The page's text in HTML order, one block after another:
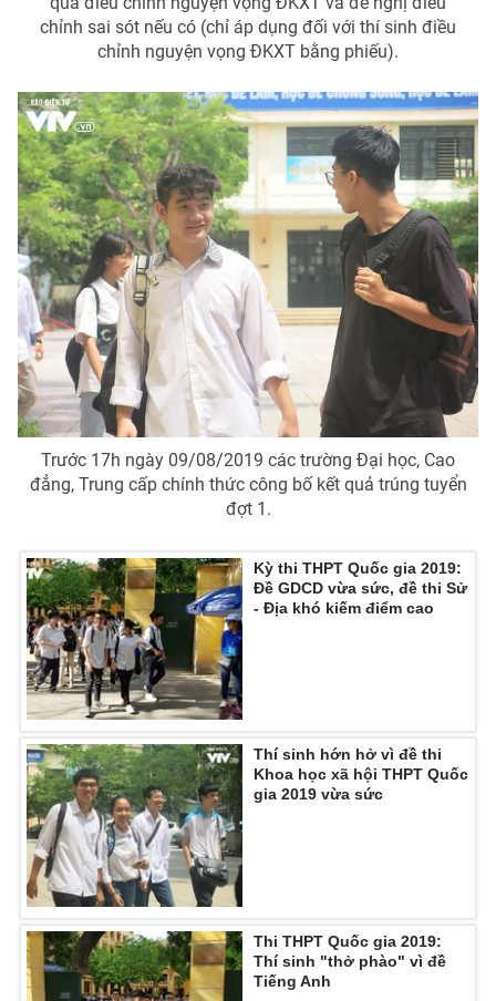
chỉnh sai sót nếu có (chỉ áp dụng đối với thí sinh điều
chỉnh nguyện vọng ĐKXT bằng phiếu).
Trước 17h ngày 09/08/2019 các trường Đại học, Cao
đẳng, Trung cấp chính thức công bố kết quả trúng tuyển
đợt 1.
Kỳ thi THPT Quốc gia 2019:
Đề GDCD vừa sức, đề thi Sử
- Địa khó kiếm điểm cao
Thí sinh hớn hở vì đề thi
Khoa học xã hội THPT Quốc
gia 2019 vừa sức
Thi THPT Quốc gia 2019:
Thí sinh "thở phào" vì đề
Tiếng Anh